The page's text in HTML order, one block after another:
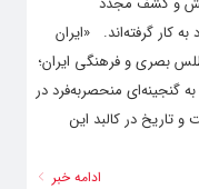
کار گرفته‌اند. «ایران
بصری و فرهنگی ایران؛
گنجینه‌ای منحصربه‌فرد در
تاریخ در کالبد این
ادامه خبر